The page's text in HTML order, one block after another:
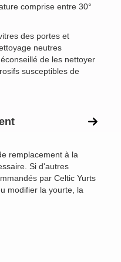
comprise entre 30°
des portes et
neutres
de les nettoyer
susceptibles de
remplacement à la
Si d'autres
par Celtic Yurts
modifier la yourte, la